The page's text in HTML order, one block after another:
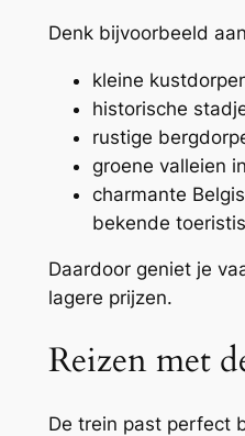
Denk bijvoorbeeld
kleine
historische
rustige
groene valleien
charmante
bekende
Daardoor geniet je
lagere prijzen.
Reizen met
De trein past perfect